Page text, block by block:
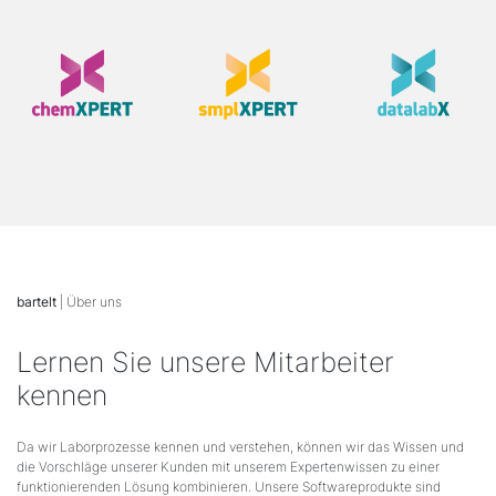
bartelt | Über uns
Lernen Sie unsere Mitarbeiter
kennen
Da wir Laborprozesse kennen und verstehen, können wir das Wissen und
die Vorschläge unserer Kunden mit unserem Expertenwissen zu einer
funktionierenden Lösung kombinieren. Unsere Softwareprodukte sind